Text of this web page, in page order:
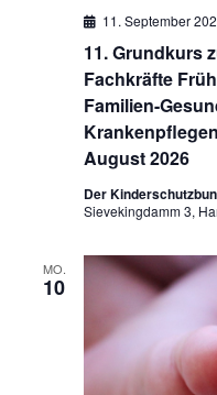
11. Grundkurs
Fachkräfte
Familien-
August 2026
11. September
Der
Sievekingdamm 3,
MO.
10